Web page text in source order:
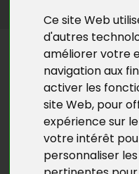
Ce site Web
d'autres
améliorer votre
navigation aux
activer les
site Web, pour
expérience sur
votre intérêt
personnaliser
D’ENTREPRISES EN YVELINES
L’ACTU
OUI AU
EN
Communiqué de